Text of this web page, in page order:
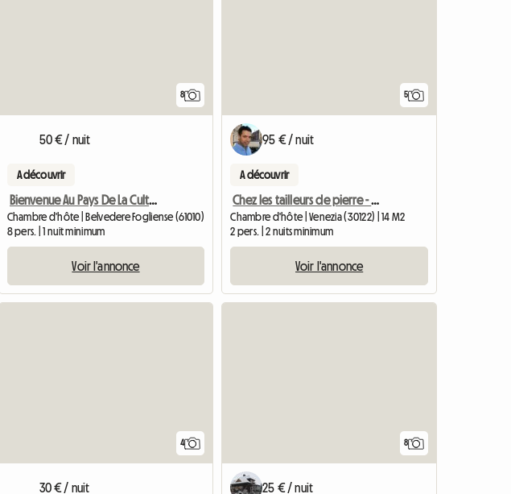
8
50 € / nuit
A découvrir
Bienvenue Au Pays De La Culture Et De La Nature
Chambre d'hôte | Belvedere Fogliense (61010)
8 pers. | 1 nuit minimum
Voir l'annonce
5
95 € / nuit
A découvrir
Chez les tailleurs de pierre - Salle 1
Chambre d'hôte | Venezia (30122) | 14 M2
2 pers. | 2 nuits minimum
Voir l'annonce
4
30 € / nuit
8
25 € / nuit